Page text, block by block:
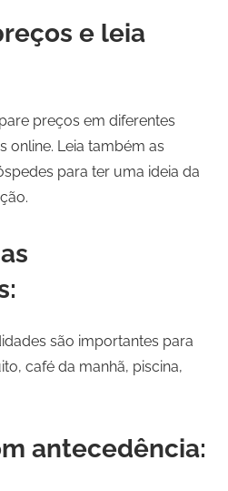
e leia
preços em diferentes
online. Leia também as
para ter uma ideia da
são importantes para
café da manhã, piscina,
antecedência: